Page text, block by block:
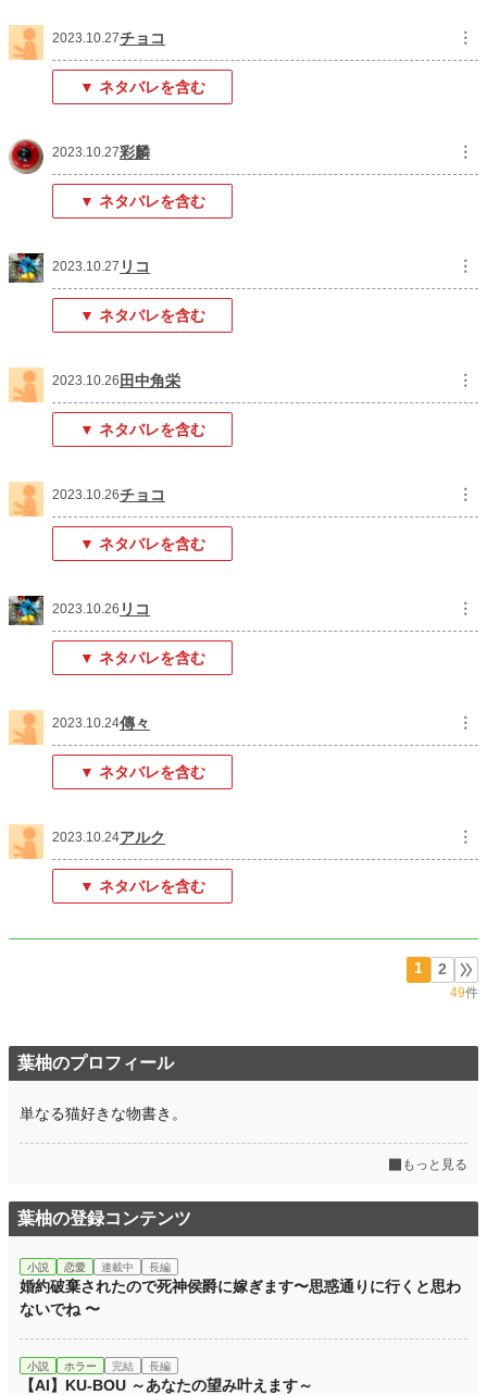
2023.10.27チョコ ︙
▼ ネタバレを含む
2023.10.27彩麟 ︙
▼ ネタバレを含む
2023.10.27 リコ ︙
▼ ネタバレを含む
2023.10.26田中角栄 ︙
▼ ネタバレを含む
2023.10.26チョコ ︙
▼ ネタバレを含む
2023.10.26 リコ ︙
▼ ネタバレを含む
2023.10.24傳々 ︙
▼ ネタバレを含む
2023.10.24アルク ︙
▼ ネタバレを含む
1 2
49件
葉柚のプロフィール
単なる猫好きな物書き。
もっと見る
葉柚の登録コンテンツ
小説 恋愛 連載中 長編
婚約破棄されたので死神侯爵に嫁ぎます〜思惑通りに行くと思わ
ないでね 〜
小説 ホラー 完結 長編
【AI】KU-BOU ～あなたの望み叶えます～